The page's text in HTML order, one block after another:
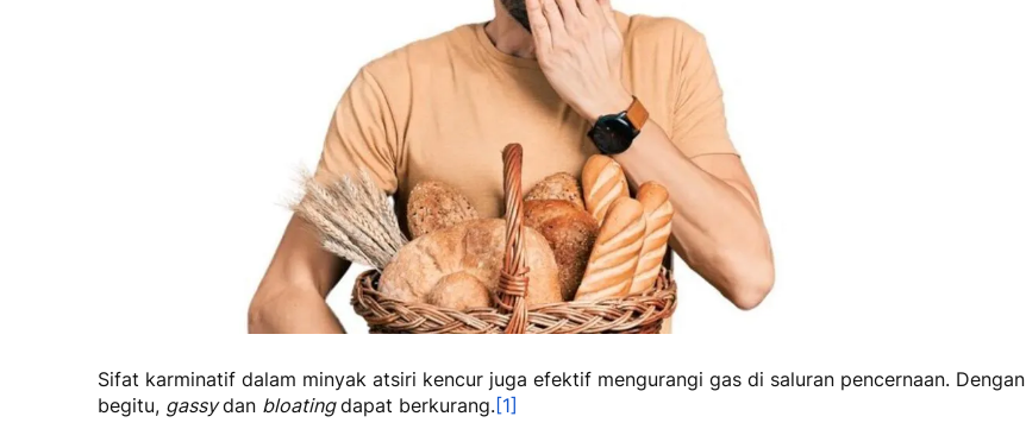
Sifat karminatif dalam minyak atsiri kencur juga efektif mengurangi gas di saluran pencernaan. Dengan
begitu, gassydan bloatingdapat berkurang.[1]